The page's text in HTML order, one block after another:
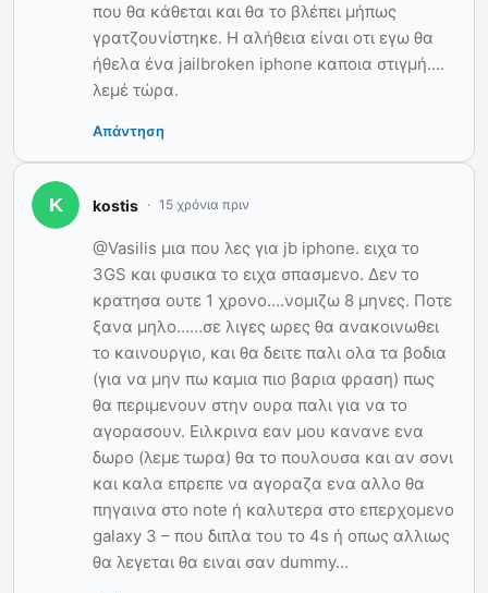
που θα κάθεται και θα το βλέπει μήπως
γρατζουνίστηκε. Η αλήθεια είναι οτι εγω θα
ήθελα ένα jailbroken iphone καποια στιγμή….
λεμέ τώρα.
Απάντηση
kostis 15 χρόνια πριν
@Vasilis μια που λες για jb iphone. ειχα το
3GS και φυσικα το ειχα σπασμενο. Δεν το
κρατησα ουτε 1 χρονο….νομιζω 8 μηνες. Ποτε
ξανα μηλο……σε λιγες ωρες θα ανακοινωθει
το καινουργιο, και θα δειτε παλι ολα τα βοδια
(για να μην πω καμια πιο βαρια φραση) πως
θα περιμενουν στην ουρα παλι για να το
αγορασουν. Ειλκρινα εαν μου κανανε ενα
δωρο (λεμε τωρα) θα το πουλουσα και αν σονι
και καλα επρεπε να αγοραζα ενα αλλο θα
πηγαινα στο note ή καλυτερα στο επερχομενο
galaxy 3 – που διπλα του το 4s ή οπως αλλιως
θα λεγεται θα ειναι σαν dummy…